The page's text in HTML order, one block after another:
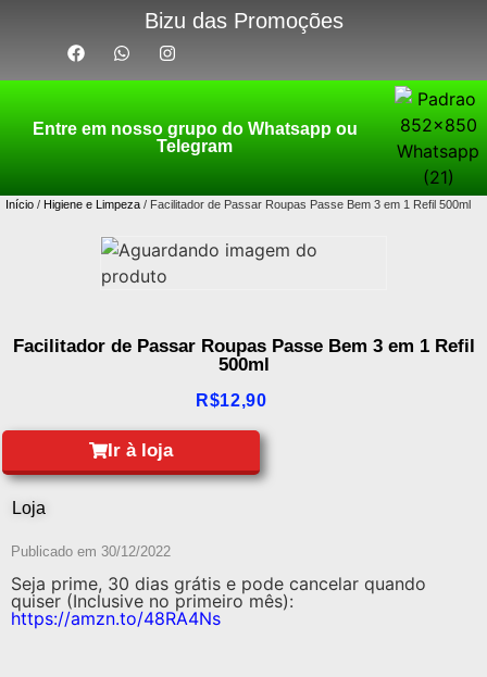
Bizu das Promoções
Entre em nosso grupo do Whatsapp ou
Telegram
Início / Higiene e Limpeza / Facilitador de Passar Roupas Passe Bem 3 em 1 Refil 500ml
Facilitador de Passar Roupas Passe Bem 3 em 1 Refil
500ml
R$12,90
Ir à loja
Loja
Publicado em 30/12/2022
Seja prime, 30 dias grátis e pode cancelar quando
quiser (Inclusive no primeiro mês):
https://amzn.to/48RA4Ns